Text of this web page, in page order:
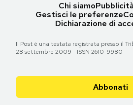
Chi siamoPubblicità
Gestisci le preferenze
Dichiarazione di
Il Post è una testata registrata presso il
28 settembre 2009 - ISSN 2610-9980
Abbonati